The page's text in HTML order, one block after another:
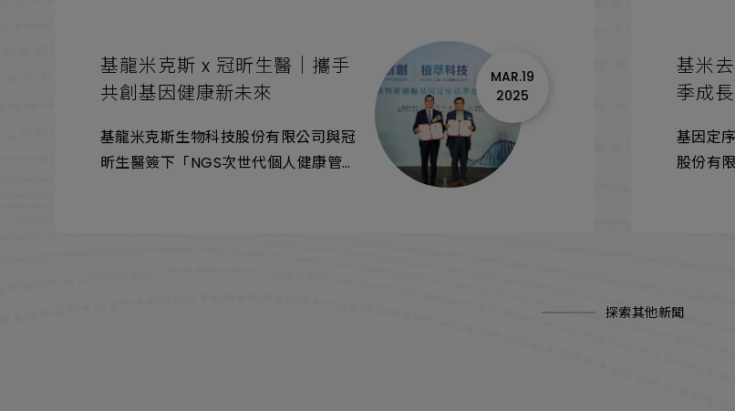
基龍米克斯 x 冠昕生醫｜攜手
共創基因健康新未來
基龍米克斯生物科技股份有限公司與冠
昕生醫簽下「NGS次世代個人健康管
MAR.19
2025
基米
季成
基因定
股份有
相關人
探索其他新聞